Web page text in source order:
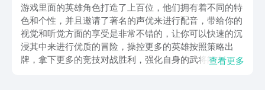
游戏里面的英雄角色打造了上百位，他们拥有着不同的特
色和个性，并且邀请了著名的声优来进行配音，带给你的
视觉和听觉方面的享受是非常不错的，让你可以快速的沉
浸其中来进行优质的冒险，操控更多的英雄按照策略出
牌，拿下更多的竞技对战胜利，强化自身的武将能力。尤
查看更多